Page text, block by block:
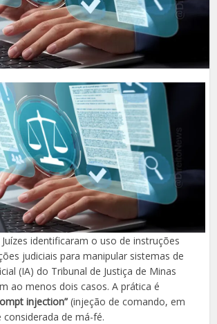
identificaram o uso de instruções
judiciais para manipular sistemas de
(IA) do Tribunal de Justiça de Minas
ao menos dois casos. A prática é
injection” (injeção de comando, em
de má-fé.